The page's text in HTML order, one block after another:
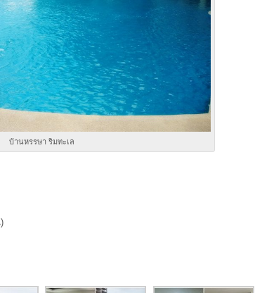
บ้านหรรษา ริมทะเล